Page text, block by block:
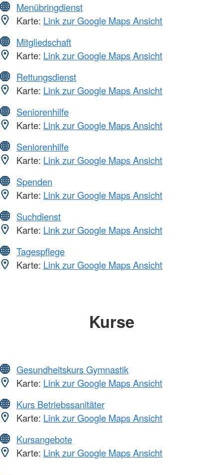
Menübringdienst
Karte: Link zur Google Maps Ansicht
Mitgliedschaft
Karte: Link zur Google Maps Ansicht
Rettungsdienst
Karte: Link zur Google Maps Ansicht
Seniorenhilfe
Karte: Link zur Google Maps Ansicht
Seniorenhilfe
Karte: Link zur Google Maps Ansicht
Spenden
Karte: Link zur Google Maps Ansicht
Suchdienst
Karte: Link zur Google Maps Ansicht
Tagespflege
Karte: Link zur Google Maps Ansicht
Kurse
Gesundheitskurs Gymnastik
Karte: Link zur Google Maps Ansicht
Kurs Betriebssanitäter
Karte: Link zur Google Maps Ansicht
Kursangebote
Karte: Link zur Google Maps Ansicht